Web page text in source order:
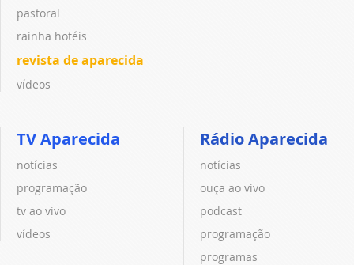
pastoral
rainha hotéis
revista de aparecida
vídeos
TV Aparecida
notícias
programação
tv ao vivo
vídeos
Rádio Aparecida
notícias
ouça ao vivo
podcast
programação
programas